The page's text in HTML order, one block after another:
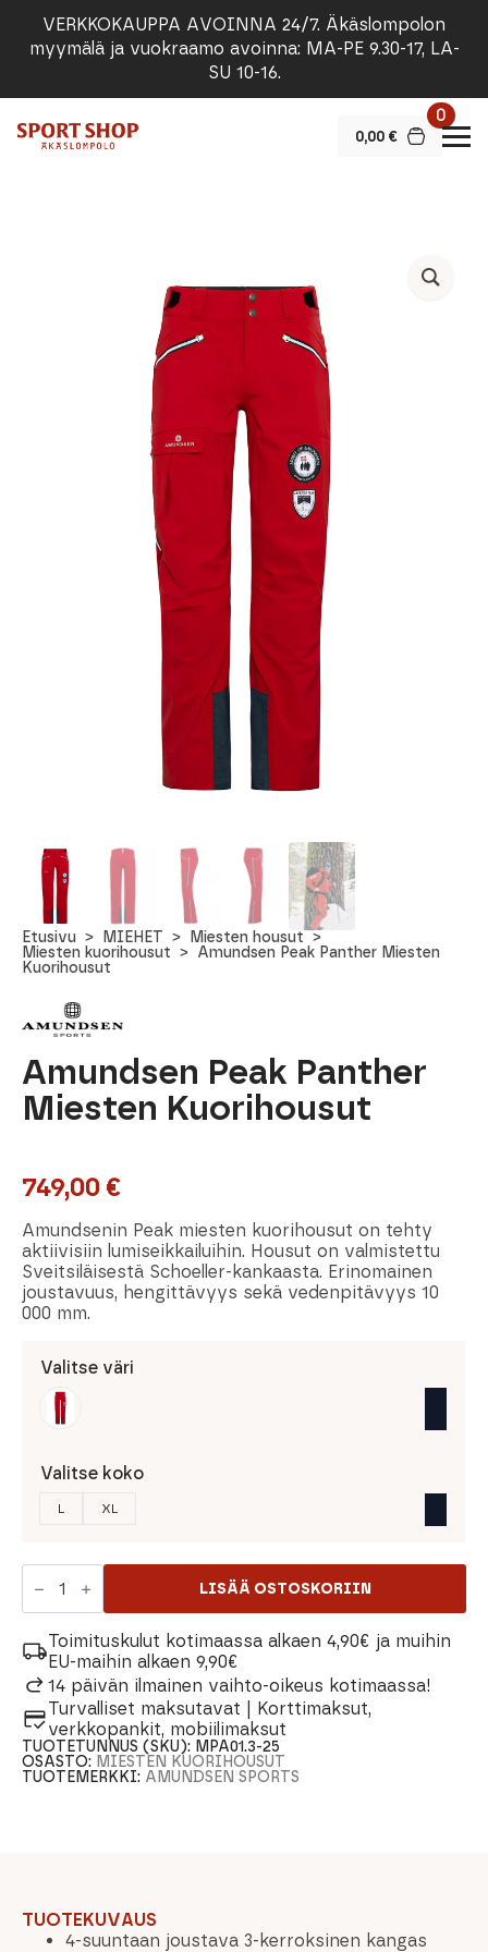
VERKKOKAUPPA AVOINNA 24/7. Äkäslompolon
myymälä ja vuokraamo avoinna: MA-PE 9.30-17, LA-
SU 10-16.
0,00 €
0
Etusivu MIEHET
Miesten housut
Miesten kuorihousut
Amundsen Peak Panther Miesten
Kuorihousut
Amundsen Peak Panther
Miesten Kuorihousut
749,00 €
Amundsenin Peak miesten kuorihousut on tehty
aktiivisiin lumiseikkailuihin. Housut on valmistettu
Sveitsiläisestä Schoeller-kankaasta. Erinomainen
joustavuus, hengittävyys sekä vedenpitävyys 10
000 mm.
Valitse väri
Valitse koko
L XL
Amundsen
Peak
Panther
Kuorihousut
määrä
LISÄÄ OSTOSKORIIN
Toimituskulut kotimaassa alkaen 4,90€ ja muihin
EU-maihin alkaen 9,90€
14 päivän ilmainen vaihto-oikeus kotimaassa!
Turvalliset maksutavat | Korttimaksut,
verkkopankit, mobiilimaksut
TUOTETUNNUS (SKU): MPA01.3-25
OSASTO: MIESTEN KUORIHOUSUT
TUOTEMERKKI: AMUNDSEN SPORTS
TUOTEKUVAUS
4-suuntaan joustava 3-kerroksinen kangas